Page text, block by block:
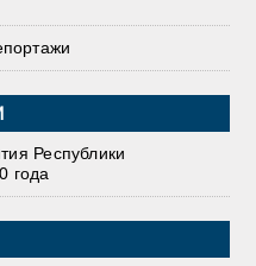
Республики
года